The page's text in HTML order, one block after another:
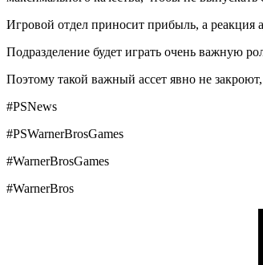
Игровой отдел приносит прибыль, а реакция
Подразделение будет играть очень важную
Поэтому такой важный ассет явно не
#PSNews
#PSWarnerBrosGames
#WarnerBrosGames
#WarnerBros